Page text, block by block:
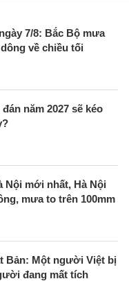
7/8: Bắc Bộ mưa
về chiều tối
năm 2027 sẽ kéo
Nội mới nhất, Hà Nội
mưa to trên 100mm
Bản: Một người Việt bị
đang mất tích